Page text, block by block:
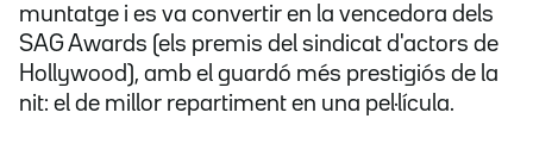
muntatge i es va convertir en la vencedora dels
SAG Awards (els premis del sindicat d'actors de
Hollywood), amb el guardó més prestigiós de la
nit: el de millor repartiment en una pel·lícula.